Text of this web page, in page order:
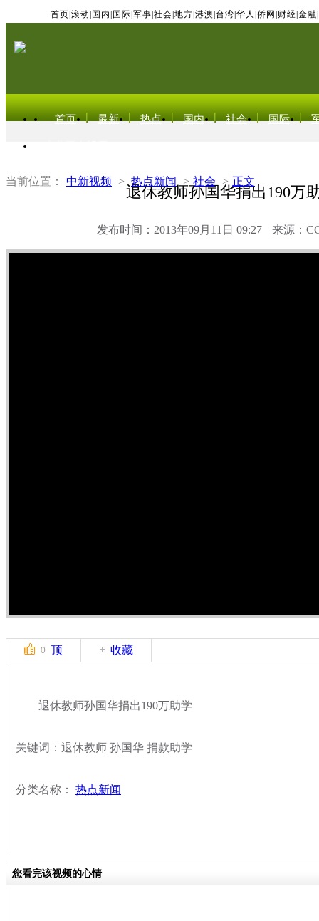
首页 滚动 国内 国际 军事 社会 地方 港澳 台湾 华人 侨网 财经 金融
首页 最新 热点 国内 社会 国际
当前位置： 中新视频 > 热点新闻 > 社会 > 正文
退休教师孙国华捐出190万
发布时间：2013年09月11日 09:27 来源：
0 顶 收藏
退休教师孙国华捐出190万助学
关键词：退休教师 孙国华 捐款助学
分类名称： 热点新闻
您看完该视频的心情